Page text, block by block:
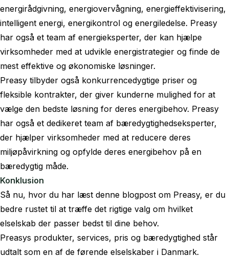
energirådgivning, energiovervågning, energieffektivisering,
intelligent energi, energikontrol og energiledelse. Preasy
har også et team af energieksperter, der kan hjælpe
virksomheder med at udvikle energistrategier og finde de
mest effektive og økonomiske løsninger.
Preasy tilbyder også konkurrencedygtige priser og
fleksible kontrakter, der giver kunderne mulighed for at
vælge den bedste løsning for deres energibehov. Preasy
har også et dedikeret team af bæredygtighedseksperter,
der hjælper virksomheder med at reducere deres
miljøpåvirkning og opfylde deres energibehov på en
bæredygtig måde.
Konklusion
Så nu, hvor du har læst denne blogpost om Preasy, er du
bedre rustet til at træffe det rigtige valg om hvilket
elselskab der passer bedst til dine behov.
Preasys produkter, services, pris og bæredygtighed står
udtalt som en af de førende elselskaber i Danmark.